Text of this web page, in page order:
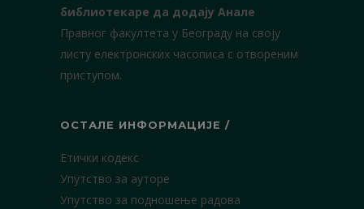
библиотекаре да додају Анале
Правног факултета у Београду на своју
листу електронских часописа с отвореним
приступом.
ОСТАЛЕ ИНФОРМАЦИЈЕ /
Етички кодекс
Упутство за ауторе
Упутство за подношење радова